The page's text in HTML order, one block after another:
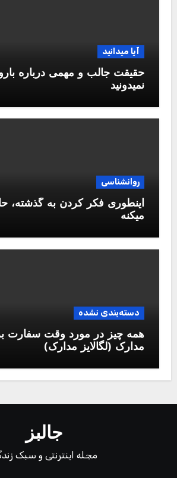
آیا میدانید
حقیقت جالب و مهمی درباره
نمیدونید
روانشناسی
اینطوری فکر کردن به گذشته،
میکنه
دسته‌بندی نشده
همه چیز در مورد وقت سفارت
مدارک (لگالایز مدارک)
جالبز
مجله اینترنتی و سبک